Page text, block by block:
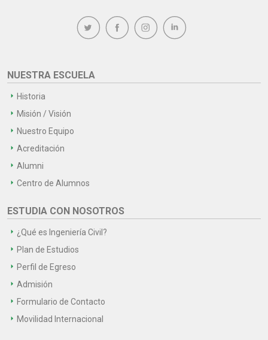
NUESTRA ESCUELA
Historia
Misión / Visión
Nuestro Equipo
Acreditación
Alumni
Centro de Alumnos
ESTUDIA CON NOSOTROS
¿Qué es Ingeniería Civil?
Plan de Estudios
Perfil de Egreso
Admisión
Formulario de Contacto
Movilidad Internacional